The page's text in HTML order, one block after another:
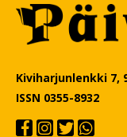
Kiviharjunlenkki 7,
ISSN 0355-8932